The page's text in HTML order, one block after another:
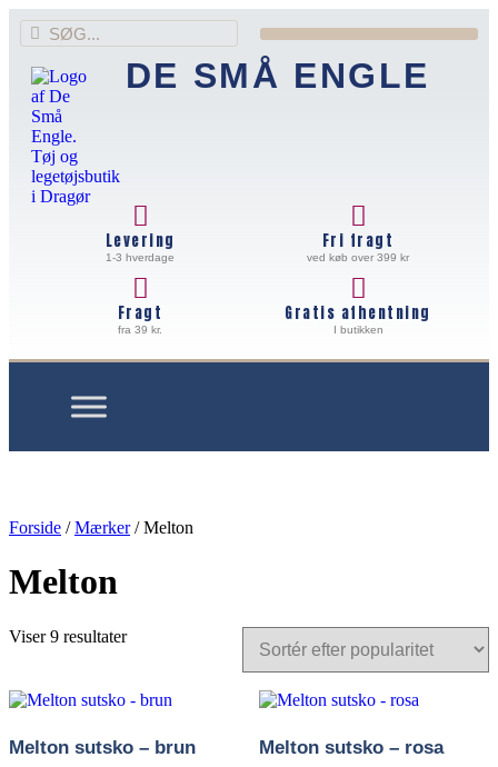
DE SMÅ ENGLE
Levering
1-3 hverdage
Fri fragt
ved køb over 399 kr
Fragt
fra 39 kr.
Gratis afhentning
I butikken
Forside /Mærker/ Melton
Melton
Viser 9 resultater
Melton sutsko – brun
Melton sutsko – rosa